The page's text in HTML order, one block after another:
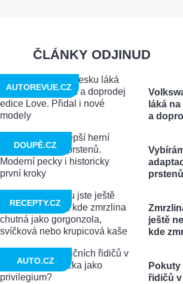
ČLÁNKY ODJINUD
láká
a
AUTOREVUE.CZ
DOUPĚ.CZ
ještě
kde
RECEPTY.CZ
řidičů
AUTO.CZ